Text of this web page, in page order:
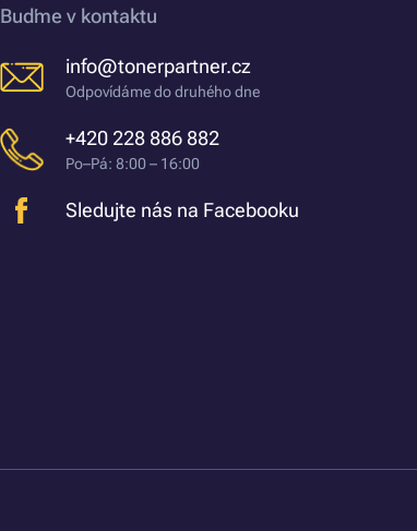
Buďme v kontaktu
info@tonerpartner.cz
Odpovídáme do druhého dne
+420 228 886 882
Po–Pá: 8:00 – 16:00
Sledujte nás na Facebooku